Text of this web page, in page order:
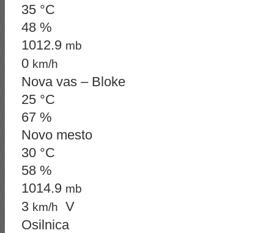
35 °C
48 %
1012.9 mb
0 km/h
Nova vas – Bloke
25 °C
67 %
Novo mesto
30 °C
58 %
1014.9 mb
3 km/h
V
Osilnica